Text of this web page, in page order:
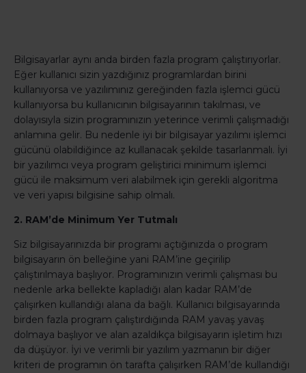
Bilgisayarlar aynı anda birden fazla program çalıştırıyorlar.
Eğer kullanıcı sizin yazdığınız programlardan birini
kullanıyorsa ve yazılımınız gereğinden fazla işlemci gücü
kullanıyorsa bu kullanıcının bilgisayarının takılması, ve
dolayısıyla sizin programınızın yeterince verimli çalışmadığı
anlamına gelir. Bu nedenle iyi bir bilgisayar yazılımı işlemci
gücünü olabildiğince az kullanacak şekilde tasarlanmalı. İyi
bir yazılımcı veya program geliştirici minimum işlemci
gücü ile maksimum veri alabilmek için gerekli algoritma
ve veri yapısı bilgisine sahip olmalı.
2. RAM’de Minimum Yer Tutmalı
Siz bilgisayarınızda bir programı açtığınızda o program
bilgisayarın ön belleğine yani RAM’ine geçirilip
çalıştırılmaya başlıyor. Programınızın verimli çalışması bu
nedenle arka bellekte kapladığı alan kadar RAM’de
çalışırken kullandığı alana da bağlı. Kullanıcı bilgisayarında
birden fazla program çalıştırdığında RAM yavaş yavaş
dolmaya başlıyor ve alan azaldıkça bilgisayarın işletim hızı
da düşüyor. İyi ve verimli bir yazılım yazmanın bir diğer
kriteri de programın ön tarafta çalışırken RAM’de kullandığı